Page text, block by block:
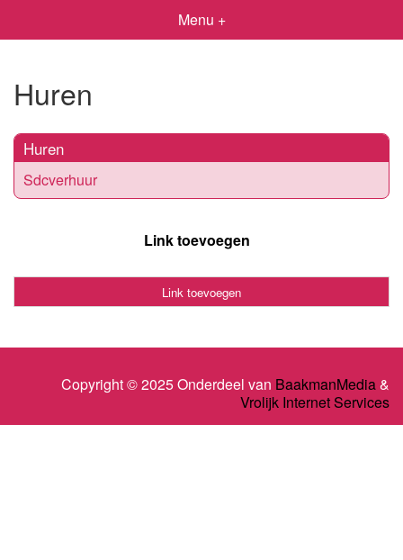
Menu +
Huren
Huren
Sdcverhuur
Link toevoegen
Link toevoegen
Copyright © 2025 Onderdeel van BaakmanMedia&
Vrolijk Internet Services